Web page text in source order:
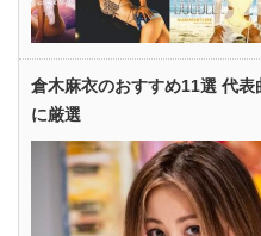
倉木麻衣のおすすめ11選 代
に厳選